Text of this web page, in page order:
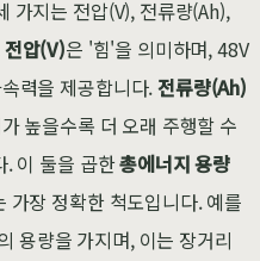
가지는 전압(V), 전류량(Ah),
전압(V)은 '힘'을 의미하며, 48V
력을 제공합니다.전류량(Ah)
높을수록 더 오래 주행할 수
. 이 둘을 곱한총에너지 용량
가장 정확한 척도입니다. 예를
용량을 가지며, 이는 장거리